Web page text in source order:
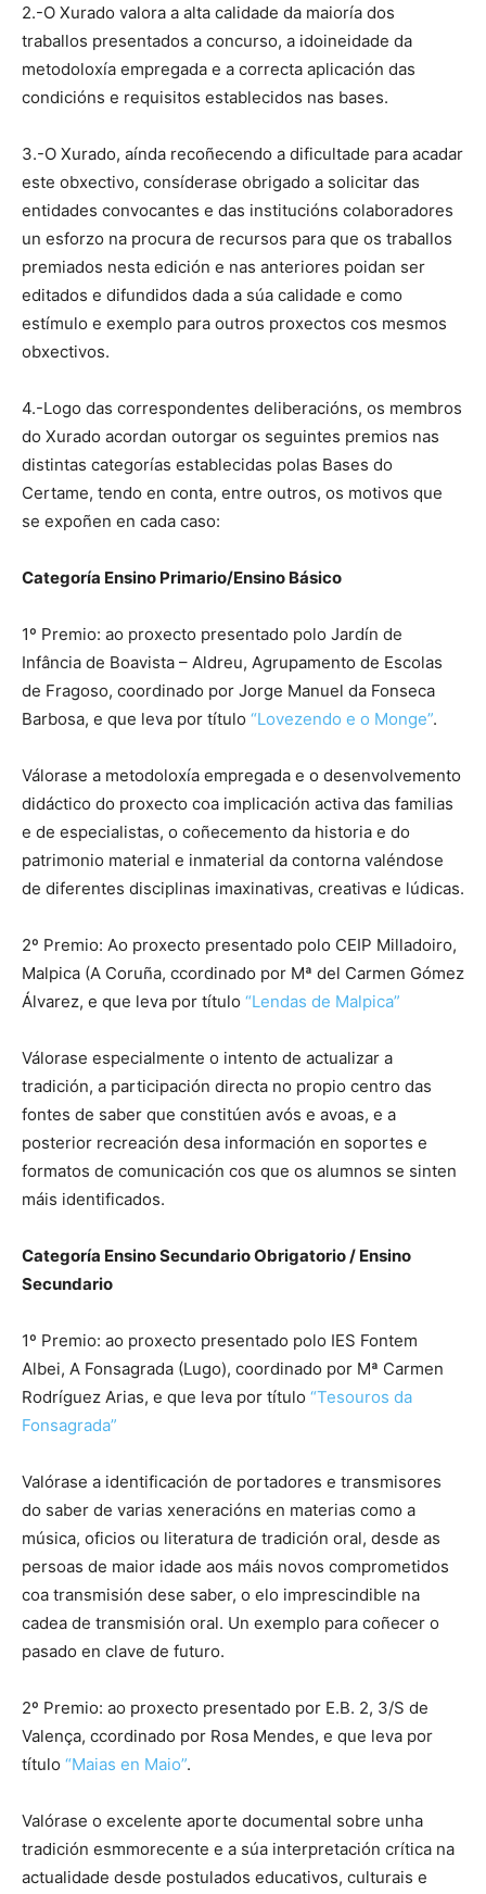
2.-O Xurado valora a alta calidade da maioría dos
traballos presentados a concurso, a idoineidade da
metodoloxía empregada e a correcta aplicación das
condicións e requisitos establecidos nas bases.
3.-O Xurado, aínda recoñecendo a dificultade para acadar
este obxectivo, consíderase obrigado a solicitar das
entidades convocantes e das institucións colaboradores
un esforzo na procura de recursos para que os traballos
premiados nesta edición e nas anteriores poidan ser
editados e difundidos dada a súa calidade e como
estímulo e exemplo para outros proxectos cos mesmos
obxectivos.
4.-Logo das correspondentes deliberacións, os membros
do Xurado acordan outorgar os seguintes premios nas
distintas categorías establecidas polas Bases do
Certame, tendo en conta, entre outros, os motivos que
se expoñen en cada caso:
Categoría Ensino Primario/Ensino Básico
1º Premio: ao proxecto presentado polo Jardín de
Infância de Boavista – Aldreu, Agrupamento de Escolas
de Fragoso, coordinado por Jorge Manuel da Fonseca
Barbosa, e que leva por título “Lovezendo e o Monge”.
Válorase a metodoloxía empregada e o desenvolvemento
didáctico do proxecto coa implicación activa das familias
e de especialistas, o coñecemento da historia e do
patrimonio material e inmaterial da contorna valéndose
de diferentes disciplinas imaxinativas, creativas e lúdicas.
2º Premio: Ao proxecto presentado polo CEIP Milladoiro,
Malpica (A Coruña, ccordinado por Mª del Carmen Gómez
Álvarez, e que leva por título “Lendas de Malpica”
Válorase especialmente o intento de actualizar a
tradición, a participación directa no propio centro das
fontes de saber que constitúen avós e avoas, e a
posterior recreación desa información en soportes e
formatos de comunicación cos que os alumnos se sinten
máis identificados.
Categoría Ensino Secundario Obrigatorio / Ensino
Secundario
1º Premio: ao proxecto presentado polo IES Fontem
Albei, A Fonsagrada (Lugo), coordinado por Mª Carmen
Rodríguez Arias, e que leva por título “Tesouros da
Fonsagrada”
Valórase a identificación de portadores e transmisores
do saber de varias xeneracións en materias como a
música, oficios ou literatura de tradición oral, desde as
persoas de maior idade aos máis novos comprometidos
coa transmisión dese saber, o elo imprescindible na
cadea de transmisión oral. Un exemplo para coñecer o
pasado en clave de futuro.
2º Premio: ao proxecto presentado por E.B. 2, 3/S de
Valença, ccordinado por Rosa Mendes, e que leva por
título “Maias en Maio”.
Valórase o excelente aporte documental sobre unha
tradición esmmorecente e a súa interpretación crítica na
actualidade desde postulados educativos, culturais e